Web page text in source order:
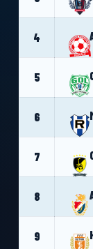
4
5
6
7
8
9